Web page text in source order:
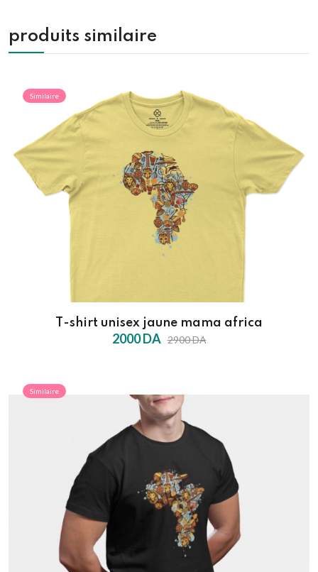
produits similaire
Similaire
T-shirt unisex jaune mama africa
2000 DA 2900 DA
Similaire